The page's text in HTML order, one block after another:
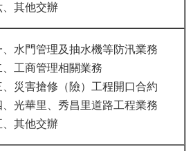
、其他交辦
、水門管理及抽水機等防汛業務
、工商管理相關業務
、災害搶修（險）工程開口合約
、光華里、秀昌里道路工程業務
、其他交辦